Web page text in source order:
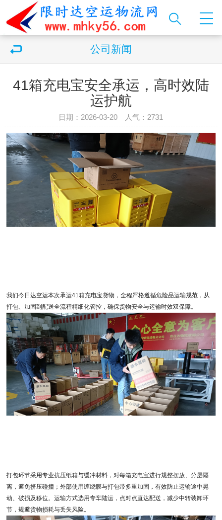
公司新闻
41箱充电宝安全承运，高时效陆
运护航
日期：2026-03-20 人气： 2731
我们今日达空运本次承运41箱充电宝货物，全程严格遵循危险品运输规范，从
打包、加固到配送全流程精细化管控，确保货物安全与运输时效双保障。
打包环节采用专业抗压纸箱与缓冲材料，对每箱充电宝进行规整摆放、分层隔
离，避免挤压碰撞；外部使用缠绕膜与打包带多重加固，有效防止运输途中晃
动、破损及移位。运输方式选用专车陆运，点对点直达配送，减少中转装卸环
节，规避货物损耗与丢失风险。